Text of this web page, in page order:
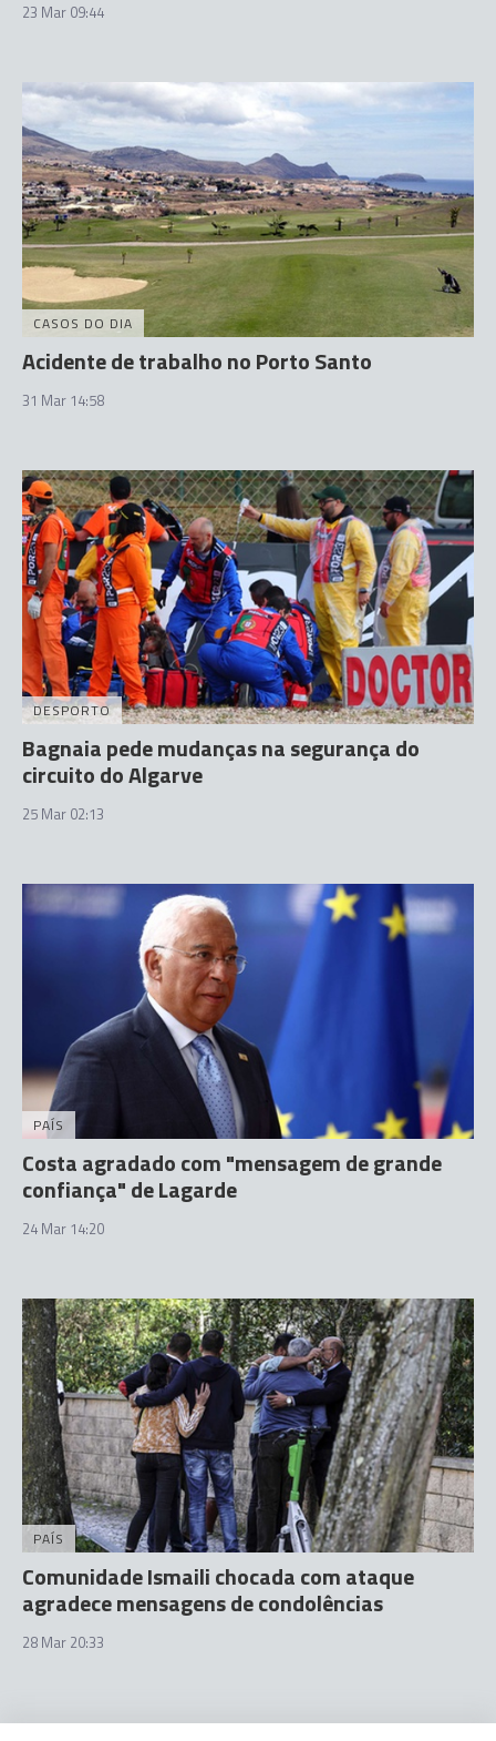
23 Mar 09:44
CASOS DO DIA
Acidente de trabalho no Porto Santo
31 Mar 14:58
DESPORTO
Bagnaia pede mudanças na segurança do
circuito do Algarve
25 Mar 02:13
PAÍS
Costa agradado com "mensagem de grande
confiança" de Lagarde
24 Mar 14:20
PAÍS
Comunidade Ismaili chocada com ataque
agradece mensagens de condolências
28 Mar 20:33